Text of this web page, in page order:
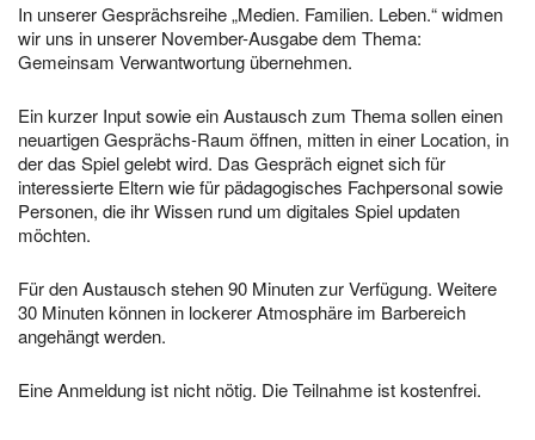
In unserer Gesprächsreihe „Medien. Familien. Leben.“ widmen
wir uns in unserer November-Ausgabe dem Thema:
Gemeinsam Verwantwortung übernehmen.
Ein kurzer Input sowie ein Austausch zum Thema sollen einen
neuartigen Gesprächs-Raum öffnen, mitten in einer Location, in
der das Spiel gelebt wird. Das Gespräch eignet sich für
interessierte Eltern wie für pädagogisches Fachpersonal sowie
Personen, die ihr Wissen rund um digitales Spiel updaten
möchten.
Für den Austausch stehen 90 Minuten zur Verfügung. Weitere
30 Minuten können in lockerer Atmosphäre im Barbereich
angehängt werden.
Eine Anmeldung ist nicht nötig. Die Teilnahme ist kostenfrei.